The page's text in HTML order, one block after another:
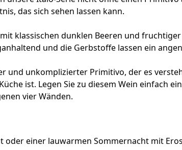
das sich sehen lassen kann.
klassischen dunklen Beeren und
und die Gerbstoffe lassen ein
und unkomplizierter Primitivo, der es
ist. Legen Sie zu diesem Wein einfach
vier Wänden.
oder einer lauwarmen Sommernacht mit